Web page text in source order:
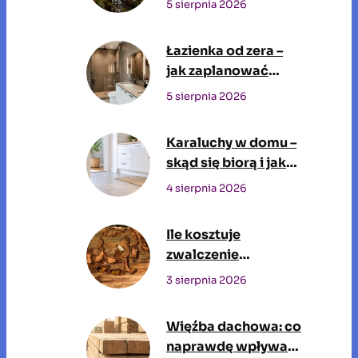
5 sierpnia 2026
Łazienka od zera –
jak zaplanować
przestrzeń, w której
5 sierpnia 2026
Karaluchy w domu –
skąd się biorą i jak
się ich pozbyć?
4 sierpnia 2026
Ile kosztuje
zwalczenie
szkodników drewna
3 sierpnia 2026
Więźba dachowa: co
naprawdę wpływa